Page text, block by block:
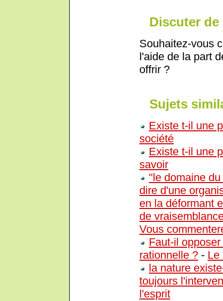
Discuter de
Souhaitez-vous
l'aide de la part
offrir ?
Sujets
Existe t-il une
société
Existe t-il une
savoir
"le domaine
dire d'une
en la déformant
de
Vous
Faut-il
rationnelle ? - Le
la nature
toujours
l'esprit